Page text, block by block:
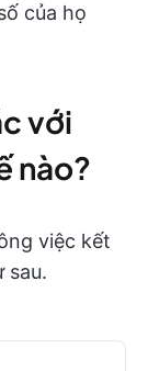
của họ
với
nào?
việc kết
sau.